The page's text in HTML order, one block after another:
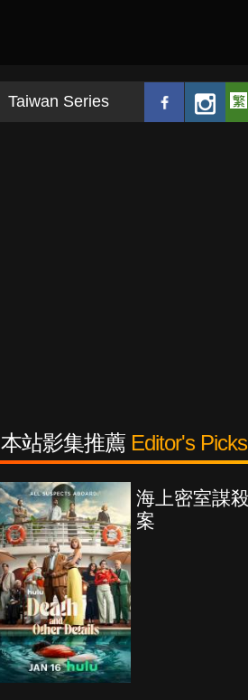
Taiwan Series
本站影集推薦 Editor's Picks
海上密室謀殺
案